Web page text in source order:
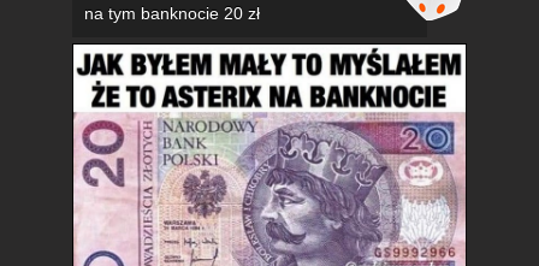
na tym banknocie 20 zł